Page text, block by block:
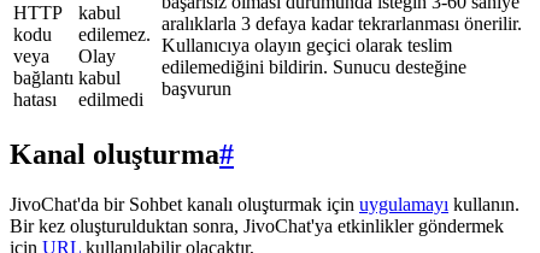
HTTP
kodu
veya
bağlantı
hatası
kabul
edilemez.
Olay
kabul
edilmedi
aralıklarla 3 defaya kadar tekrarlanması önerilir.
Kullanıcıya olayın geçici olarak teslim
edilemediğini bildirin. Sunucu desteğine
başvurun
Kanal oluşturma#
JivoChat'da bir Sohbet kanalı oluşturmak için uygulamayı kullanın.
Bir kez oluşturulduktan sonra, JivoChat'ya etkinlikler göndermek
için URL kullanılabilir olacaktır,